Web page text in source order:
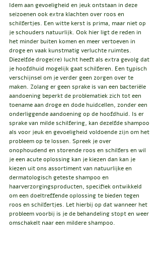
Idem aan gevoeligheid en jeuk ontstaan in deze
seizoenen ook extra klachten over roos en
schilfertjes. Een witte kerst is prima, maar niet op
je schouders natuurlijk. Ook hier ligt de reden in
het minder buiten komen en meer vertoeven in
droge en vaak kunstmatig verluchte ruimtes.
Diezelfde droge(re) lucht heeft als extra gevolg dat
je hoofdhuid mogelijk gaat schilferen. Een typisch
verschijnsel om je verder geen zorgen over te
maken. Zolang er geen sprake is van een bacteriële
aandoening beperkt de problematiek zich tot een
toename aan droge en dode huidcellen, zonder een
onderliggende aandoening op de hoofdhuid. Is er
sprake van milde schilfering, kan dezelfde shampoo
als voor jeuk en gevoeligheid voldoende zijn om het
probleem op te lossen. Spreek je over
onophoudend en storende roos en schilfers en wil
je een acute oplossing kan je kiezen dan kan je
kiezen uit ons assortiment van natuurlijke en
dermatologisch geteste shampoo en
haarverzorgingsproducten, specifiek ontwikkeld
om een doeltreffende oplossing te bieden tegen
roos en schilfertjes. Let hierbij op dat wanneer het
probleem voorbij is je de behandeling stopt en weer
omschakelt naar een mildere shampoo.